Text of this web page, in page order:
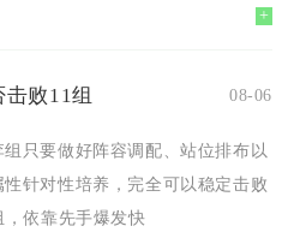
+
败11组 08-06
组只要做好阵容调配、站位排布以
性针对性培养，完全可以稳定击败
，依靠先手爆发快